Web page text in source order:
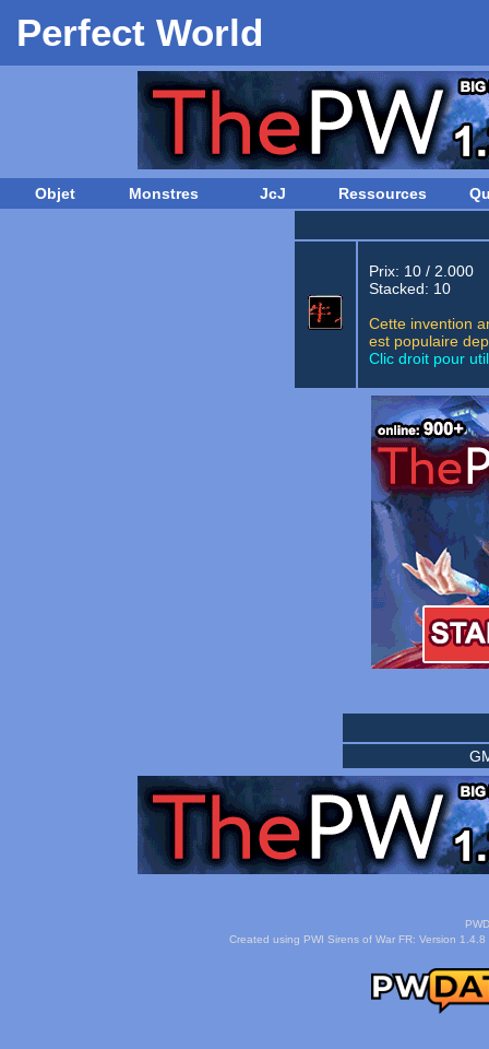
Perfect World
Objet Monstres JcJ Ressources
Prix: 10 / 2.000
Stacked: 10
Cette invention
est populaire
Clic droit pour
Created using PWI Sirens of War FR: Version